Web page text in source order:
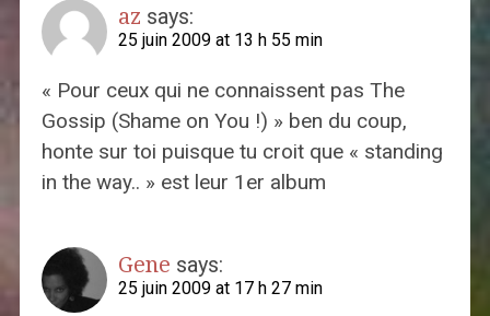
az says:
25 juin 2009 at 13 h 55 min
« Pour ceux qui ne connaissent pas The
Gossip (Shame on You !) » ben du coup,
honte sur toi puisque tu croit que « standing
in the way.. » est leur 1er album
Gene says:
25 juin 2009 at 17 h 27 min